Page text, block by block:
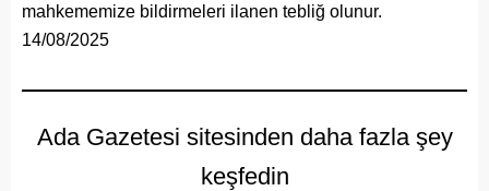
mahkememize bildirmeleri ilanen tebliğ olunur.
14/08/2025
Ada Gazetesi sitesinden daha fazla şey
keşfedin